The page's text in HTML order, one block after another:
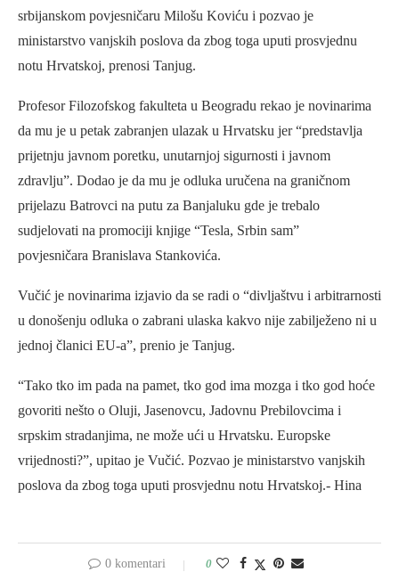
srbijanskom povjesničaru Milošu Koviću i pozvao je
ministarstvo vanjskih poslova da zbog toga uputi prosvjednu
notu Hrvatskoj, prenosi Tanjug.
Profesor Filozofskog fakulteta u Beogradu rekao je novinarima
da mu je u petak zabranjen ulazak u Hrvatsku jer “predstavlja
prijetnju javnom poretku, unutarnjoj sigurnosti i javnom
zdravlju”. Dodao je da mu je odluka uručena na graničnom
prijelazu Batrovci na putu za Banjaluku gde je trebalo
sudjelovati na promociji knjige “Tesla, Srbin sam”
povjesničara Branislava Stankovića.
Vučić je novinarima izjavio da se radi o “divljaštvu i arbitrarnosti
u donošenju odluka o zabrani ulaska kakvo nije zabilježeno ni u
jednoj članici EU-a”, prenio je Tanjug.
“Tako tko im pada na pamet, tko god ima mozga i tko god hoće
govoriti nešto o Oluji, Jasenovcu, Jadovnu Prebilovcima i
srpskim stradanjima, ne može ući u Hrvatsku. Europske
vrijednosti?”, upitao je Vučić. Pozvao je ministarstvo vanjskih
poslova da zbog toga uputi prosvjednu notu Hrvatskoj.- Hina
0 komentari 0